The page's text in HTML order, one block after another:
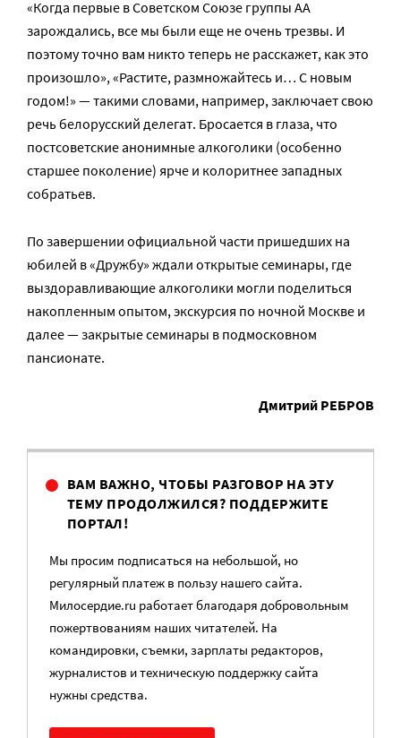
«Когда первые в Советском Союзе группы АА
зарождались, все мы были еще не очень трезвы. И
поэтому точно вам никто теперь не расскажет, как это
произошло», «Растите, размножайтесь и… С новым
годом!» — такими словами, например, заключает свою
речь белорусский делегат. Бросается в глаза, что
постсоветские анонимные алкоголики (особенно
старшее поколение) ярче и колоритнее западных
собратьев.
По завершении официальной части пришедших на
юбилей в «Дружбу» ждали открытые семинары, где
выздоравливающие алкоголики могли поделиться
накопленным опытом, экскурсия по ночной Москве и
далее — закрытые семинары в подмосковном
пансионате.
Дмитрий РЕБРОВ
ВАМ ВАЖНО, ЧТОБЫ РАЗГОВОР НА ЭТУ
ТЕМУ ПРОДОЛЖИЛСЯ? ПОДДЕРЖИТЕ
ПОРТАЛ!
Мы просим подписаться на небольшой, но
регулярный платеж в пользу нашего сайта.
Милосердие.ru работает благодаря добровольным
пожертвованиям наших читателей. На
командировки, съемки, зарплаты редакторов,
журналистов и техническую поддержку сайта
нужны средства.